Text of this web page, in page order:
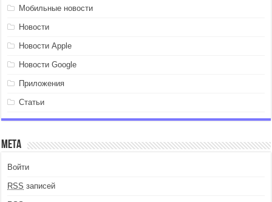
Мобильные новости
Новости
Новости Apple
Новости Google
Приложения
Статьи
Мета
Войти
RSS записей